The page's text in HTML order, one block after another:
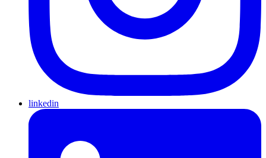
linkedin